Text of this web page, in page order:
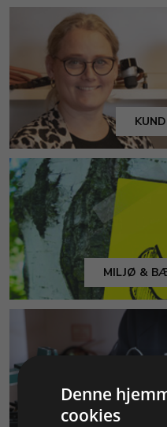
MILJØ &
Denne
cookies